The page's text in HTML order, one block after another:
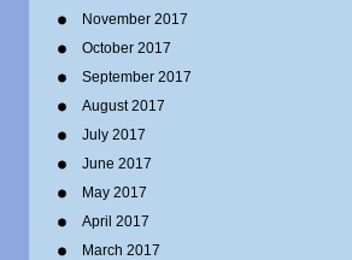
November 2017
October 2017
September 2017
August 2017
July 2017
June 2017
May 2017
April 2017
March 2017